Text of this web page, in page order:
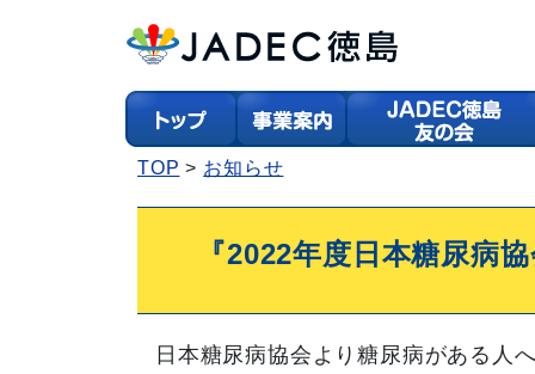
TOP お知らせ
『2022年度日本糖尿病
日本糖尿病協会より糖尿病がある人